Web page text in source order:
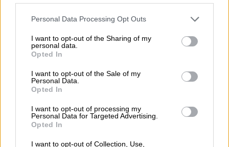
Please note that this website/app uses one or more Google
not limited to your visit or usage behaviour. You may click to
grant or deny consent to Google and its third-party tags to
use your data for below specified purposes in below Google
consent section.
Personal Data Processing Opt Outs
I want to opt-out of the Sharing of my
personal data.
Opted In
I want to opt-out of the Sale of my
Personal Data.
Opted In
I want to opt-out of processing my
Personal Data for Targeted Advertising.
Opted In
I want to opt-out of Collection, Use,
Κόσμος|02.06.2023 23:00
Τουρκία: Στην Άγκυρα ο Στόλτενμπεργκ
για την ορκωμοσία του Ερντογάν